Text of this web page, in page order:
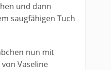
und dann
saugfähigen Tuch
nun mit
Vaseline